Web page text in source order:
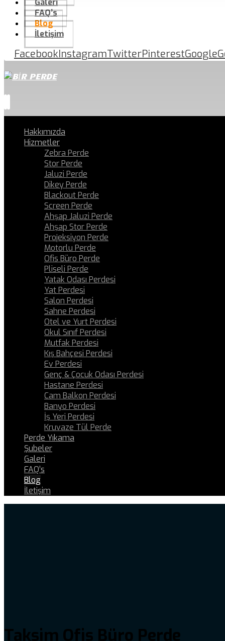
Galeri
FAQ’s
Blog
İletişim
FacebookInstagramTwitterPinterestGoogle
Hakkımızda
Hizmetler
Zebra Perde
Stor Perde
Jaluzi Perde
Dikey Perde
Blackout Perde
Screen Perde
Ahşap Jaluzi Perde
Ahşap Stor Perde
Projeksiyon Perde
Motorlu Perde
Ofis Büro Perde
Pliseli Perde
Yatak Odası Perdesi
Yat Perdesi
Salon Perdesi
Sahne Perdesi
Otel ve Yurt Perdesi
Okul Sınıf Perdesi
Mutfak Perdesi
Kış Bahçesi Perdesi
Ev Perdesi
Genç & Çocuk Odası Perdesi
Hastane Perdesi
Cam Balkon Perdesi
Banyo Perdesi
İş Yeri Perdesi
Kruvaze Tül Perde
Perde Yıkama
Şubeler
Galeri
FAQ’s
Blog
İletişim
Taksim Ofis Büro Perde